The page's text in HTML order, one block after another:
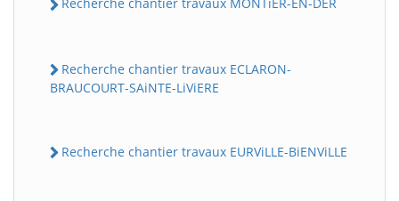
Recherche chantier travaux ECLARON-
BRAUCOURT-SAiNTE-LiViERE
Recherche chantier travaux EURViLLE-BiENViLLE